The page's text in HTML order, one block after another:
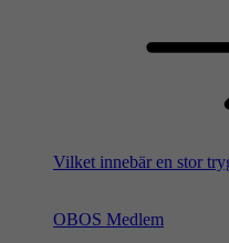
Vilket innebär en stor
OBOS Medlem